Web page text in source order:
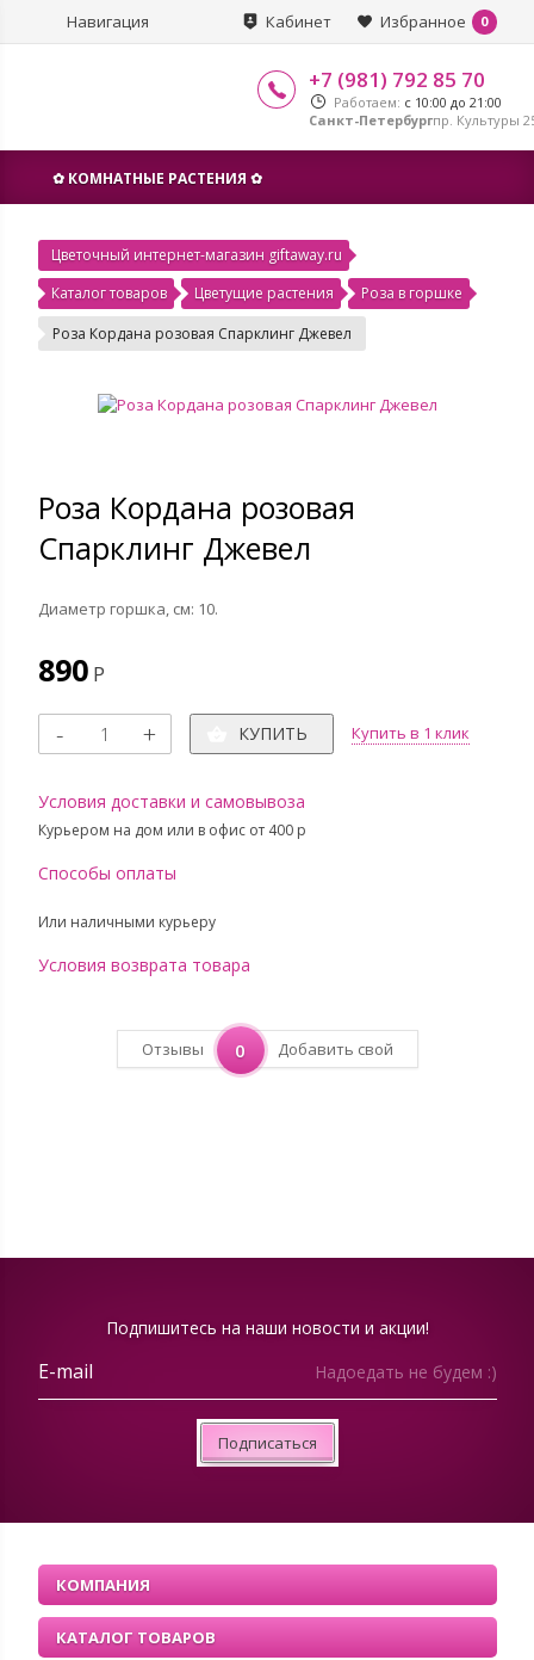
Навигация Избранное 0
Кабинет
+7 (981) 792 85 70
Работаем: с 10:00 до 21:00
Санкт-Петербургпр. Культуры
✿ КОМНАТНЫЕ РАСТЕНИЯ ✿
Цветочный интернет-магазин giftaway.ru
Каталог товаров
Цветущие растения
Роза в горшке
Роза Кордана розовая Спарклинг Джевел
Роза Кордана розовая
Спарклинг Джевел
Диаметр горшка, см: 10.
890Р
КУПИТЬ Купить в 1 клик
Условия доставки и самовывоза
Курьером на дом или в офис от 400 p
Способы оплаты
Или наличными курьеру
Условия возврата товара
Отзывы 0 Добавить свой
Подпишитесь на наши новости и акции!
Надоедать не будем :)
Подписаться
КОМПАНИЯ
КАТАЛОГ ТОВАРОВ